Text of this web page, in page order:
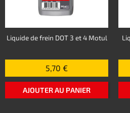
Liquide de frein DOT 3 et 4 Motul
5,70 €
AJOUTER AU PANIER